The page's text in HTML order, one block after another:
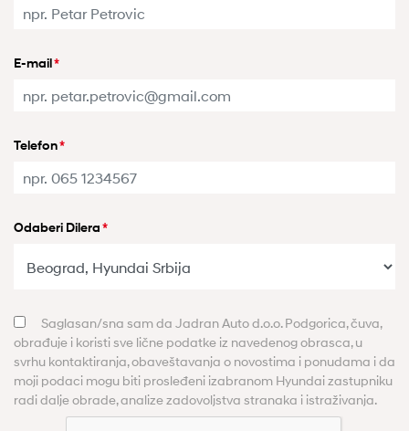
E-mail*
Telefon*
Odaberi Dilera*
Saglasan/sna sam da Jadran Auto d.o.o. Podgorica, čuva,
obrađuje i koristi sve lične podatke iz navedenog obrasca, u
svrhu kontaktiranja, obaveštavanja o novostima i ponudama i da
moji podaci mogu biti prosleđeni izabranom Hyundai zastupniku
radi dalje obrade, analize zadovoljstva stranaka i istraživanja.